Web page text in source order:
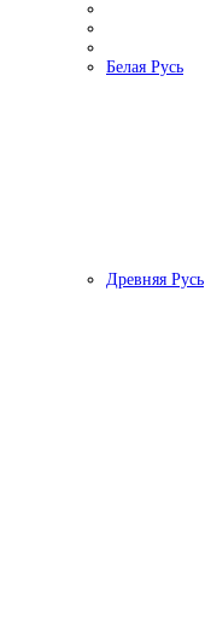
Белая Русь
Древняя Русь